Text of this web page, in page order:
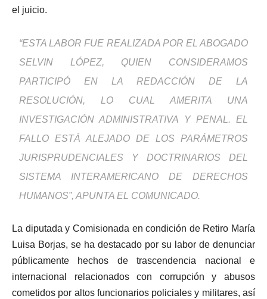
el juicio.
“ESTA LABOR FUE REALIZADA POR EL ABOGADO
SELVIN LÓPEZ, QUIEN CONSIDERAMOS
PARTICIPÓ EN LA REDACCIÓN DE LA
RESOLUCIÓN, LO CUAL AMERITA UNA
INVESTIGACIÓN ADMINISTRATIVA Y PENAL. EL
FALLO ESTÁ ALEJADO DE LOS PARÁMETROS
JURISPRUDENCIALES Y DOCTRINARIOS DEL
SISTEMA INTERAMERICANO DE DERECHOS
HUMANOS”, APUNTA EL COMUNICADO.
La diputada y Comisionada en condición de Retiro María
Luisa Borjas, se ha destacado por su labor de denunciar
públicamente hechos de trascendencia nacional e
internacional relacionados con corrupción y abusos
cometidos por altos funcionarios policiales y militares, así